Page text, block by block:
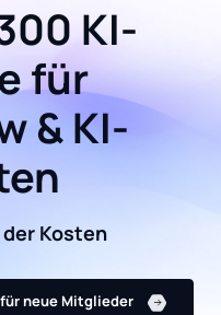
KI-
für
& KI-
Kosten
neue Mitglieder